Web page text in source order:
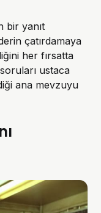
bir yanıt
çatırdamaya
her fırsatta
ustaca
ana mevzuyu